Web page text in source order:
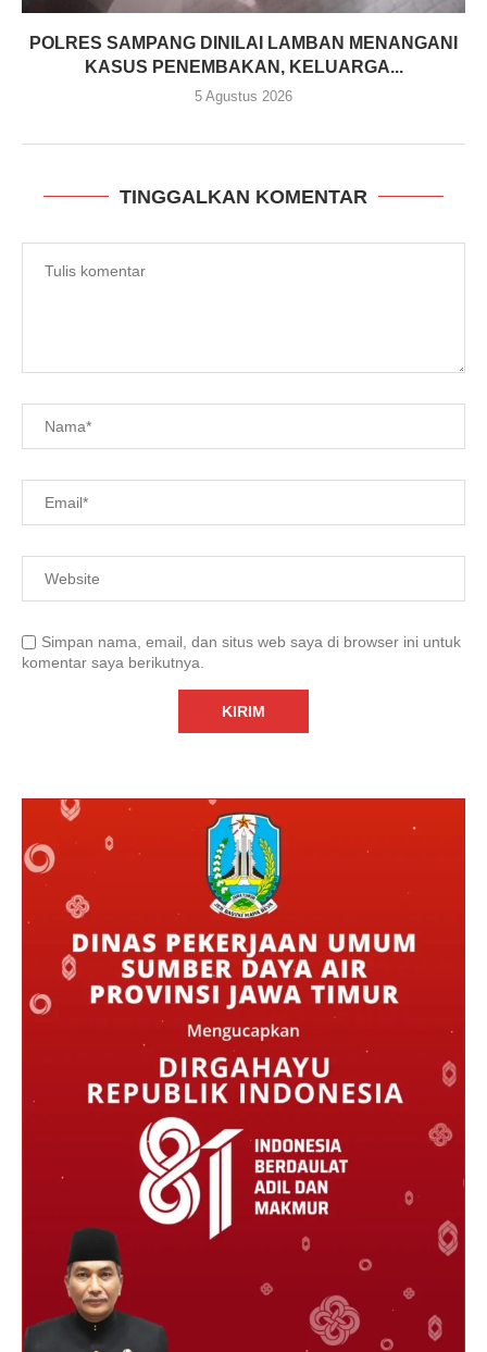
POLRES SAMPANG DINILAI LAMBAN MENANGANI
KASUS PENEMBAKAN, KELUARGA...
5 Agustus 2026
TINGGALKAN KOMENTAR
Simpan nama, email, dan situs web saya di browser ini untuk
komentar saya berikutnya.